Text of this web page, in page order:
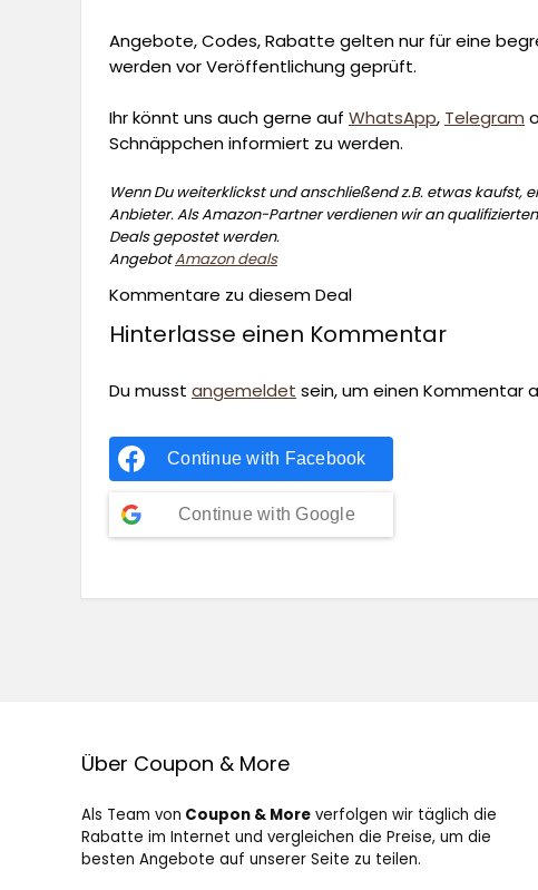
Angebote, Codes, Rabatte gelten nur für eine
werden vor Veröffentlichung geprüft.
Ihr könnt uns auch gerne auf WhatsApp, Telegram
Schnäppchen informiert zu werden.
Wenn Du weiterklickst und anschließend z.B. etwas kaufst,
Anbieter. Als Amazon-Partner verdienen wir an
Deals gepostet werden.
AngebotAmazon deals
Kommentare zu diesem Deal
Hinterlasse einen Kommentar
Du musst angemeldet sein, um einen Kommentar
Continue with Facebook
Continue with Google
Über Coupon & More
Als Team von Coupon & Moreverfolgen wir täglich die
Rabatte im Internet und vergleichen die Preise, um die
besten Angebote auf unserer Seite zu teilen.